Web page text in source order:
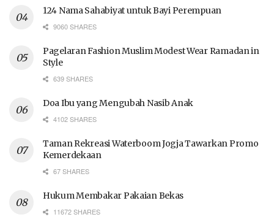
124 Nama Sahabiyat untuk Bayi Perempuan
9060 SHARES
Pagelaran Fashion Muslim Modest Wear Ramadan in
Style
639 SHARES
Doa Ibu yang Mengubah Nasib Anak
4102 SHARES
Taman Rekreasi Waterboom Jogja Tawarkan Promo
Kemerdekaan
67 SHARES
Hukum Membakar Pakaian Bekas
11672 SHARES